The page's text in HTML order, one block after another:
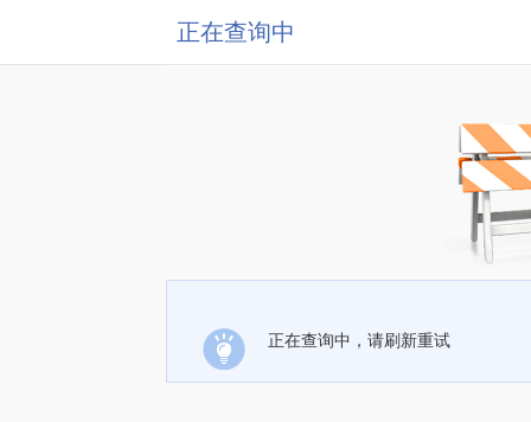
正在查询中
正在查询中，请刷新重试